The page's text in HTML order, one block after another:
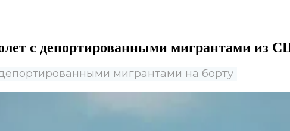
с депортированными мигрантами из
мигрантами на борту